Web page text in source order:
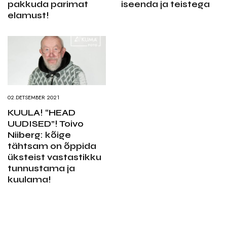
pakkuda parimat
elamust!
iseenda ja teistega
02.DETSEMBER 2021
KUULA! “HEAD
UUDISED”! Toivo
Niiberg: kõige
tähtsam on õppida
üksteist vastastikku
tunnustama ja
kuulama!